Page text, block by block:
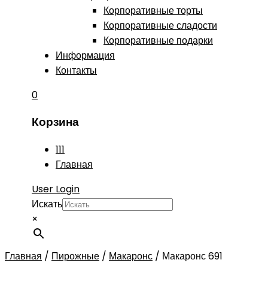
Корпоративные торты
Корпоративные сладости
Корпоративные подарки
Информация
Контакты
0
Корзина
111
Главная
User Login
Искать
×
Главная / Пирожные / Макаронс / Макаронс 691